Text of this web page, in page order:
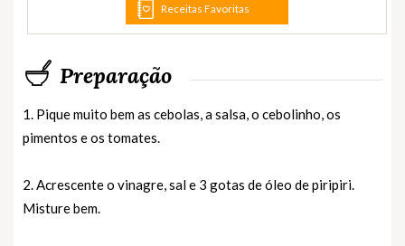
Receitas Favoritas
Preparação
1. Pique muito bem as cebolas, a salsa, o cebolinho, os
pimentos e os tomates.
2. Acrescente o vinagre, sal e 3 gotas de óleo de piripiri.
Misture bem.